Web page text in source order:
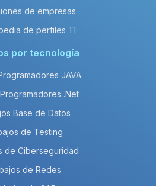
de empresas
de perfiles TI
por tecnología
JAVA
.Net
Base de Datos
de Testing
de Ciberseguridad
de Redes